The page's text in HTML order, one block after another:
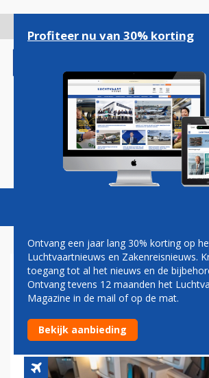
gaan
Magazine Podcasts
HAWAIIAN ONTHULT
INTERIEUR VAN HAAR
BOEING 787-9
Profiteer nu van 30% korting
Ontvang een jaar lang 30% korting op
Luchtvaartnieuws en Zakenreisnieuws.
toegang tot al het nieuws en de
Ontvang tevens 12 maanden het
Magazine in de mail of op de mat.
Bekijk aanbieding